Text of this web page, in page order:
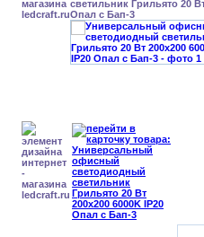
светильник Грильято 20
Опал с Бап-3